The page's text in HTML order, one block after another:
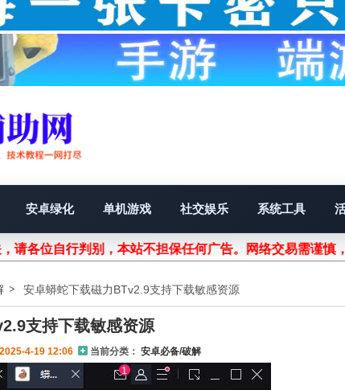
安卓绿化 单机游戏 社交娱乐 系统工具
，请各位自行判别，本站不担保任何广告。网络交易需谨
安卓蟒蛇下载磁力BTv2.9支持下载敏感资源
支持下载敏感资源
2025-4-19 12:06 当前分类： 安卓必备/破解